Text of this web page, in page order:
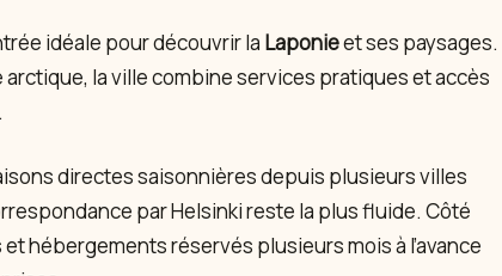
idéale pour découvrir la Laponieet ses paysages.
la ville combine services pratiques et accès
.
directes saisonnières depuis plusieurs villes
par Helsinki reste la plus fluide. Côté
hébergements réservés plusieurs mois à l’avance